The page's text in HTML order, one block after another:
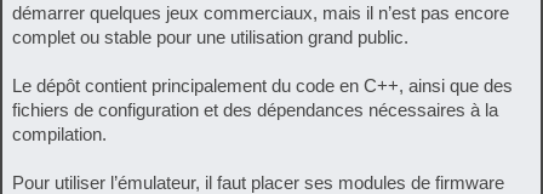
démarrer quelques jeux commerciaux, mais il n’est pas encore
complet ou stable pour une utilisation grand public.
Le dépôt contient principalement du code en C++, ainsi que des
fichiers de configuration et des dépendances nécessaires à la
compilation.
Pour utiliser l’émulateur, il faut placer ses modules de firmware